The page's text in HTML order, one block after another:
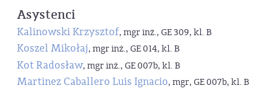
Asystenci
Kalinowski Krzysztof, mgr inż., GE 309, kl. B
Koszel Mikołaj, mgr inż., GE 014, kl. B
Kot Radosław, mgr inż., GE 007b, kl. B
Martinez Caballero Luis Ignacio, mgr, GE 007b, kl. B